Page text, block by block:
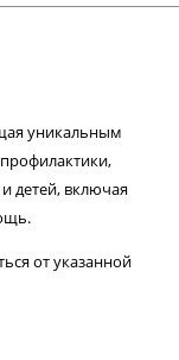
уникальным
детей, включая
от указанной